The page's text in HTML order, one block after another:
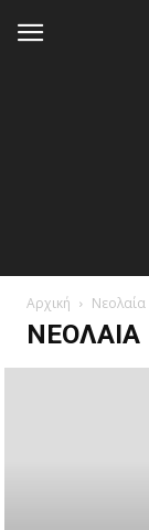
Αρχική Νεολαία
ΝΕΟΛΑΊΑ